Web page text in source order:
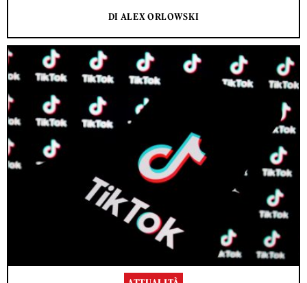
DI ALEX ORLOWSKI